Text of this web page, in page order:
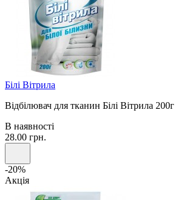
Білі Вітрила
Відбілювач для тканин Білі Вітрила 200г
В наявності
28.00 грн.
-20%
Акція